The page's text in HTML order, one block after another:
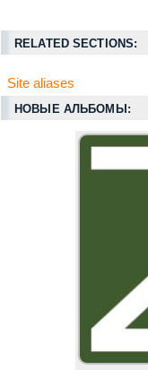
RELATED SECTIONS:
Site aliases
НОВЫЕ АЛЬБОМЫ: